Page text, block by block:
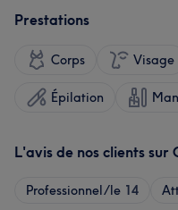
Prestations
Corps Visage
Épilation
L'avis de nos clients sur
Professionnel/le 14